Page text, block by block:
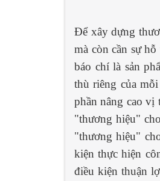
Để xây dựng
mà còn cần sự
báo chí là sản
thù riêng của
phần nâng cao vị
"thương hiệu"
"thương hiệu"
kiện thực hiện
điều kiện thuận